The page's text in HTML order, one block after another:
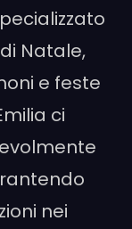
Natale,
e feste
ci
nei